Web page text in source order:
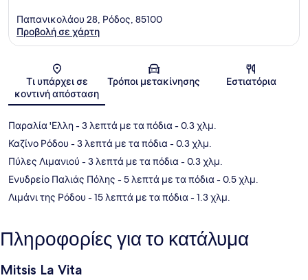
Χάρτης
Παπανικολάου 28, Ρόδος, 85100
Προβολή σε χάρτη
Τι υπάρχει σε
κοντινή απόσταση
Τρόποι μετακίνησης Εστιατόρια
Παραλία 'Ελλη- 3 λεπτά με τα πόδια- 0.3 χλμ.
Καζίνο Ρόδου - 3 λεπτά με τα πόδια- 0.3 χλμ.
Πύλες Λιμανιού - 3 λεπτά με τα πόδια- 0.3 χλμ.
Ενυδρείο Παλιάς Πόλης - 5 λεπτά με τα πόδια- 0.5 χλμ.
Λιμάνι της Ρόδου - 15 λεπτά με τα πόδια- 1.3 χλμ.
Πληροφορίες για το κατάλυμα
Mitsis La Vita